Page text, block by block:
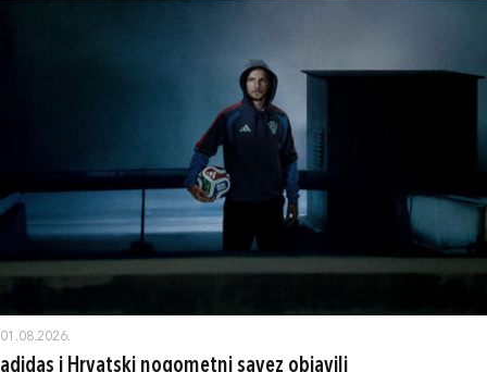
01.08.2026.
adidas i Hrvatski nogometni savez objavili